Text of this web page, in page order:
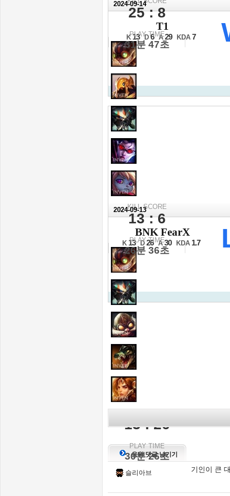
25 : 8
PLAY TIME
31분 47초
2024-09-14
2024 월드 챔피언십
최종전 1세트
T1
K 13 D 6 A 29 KDA 7
KILL SCORE
13 : 6
PLAY TIME
26분 36초
2024-09-13
2024 월드 챔피언십
2라운드 3세트
BNK FearX
K 13 D 26 A 30 KDA 1.7
13 : 26
PLAY TIME
30분 26초
응원 댓글 남기기
슬리아브 기인이 큰